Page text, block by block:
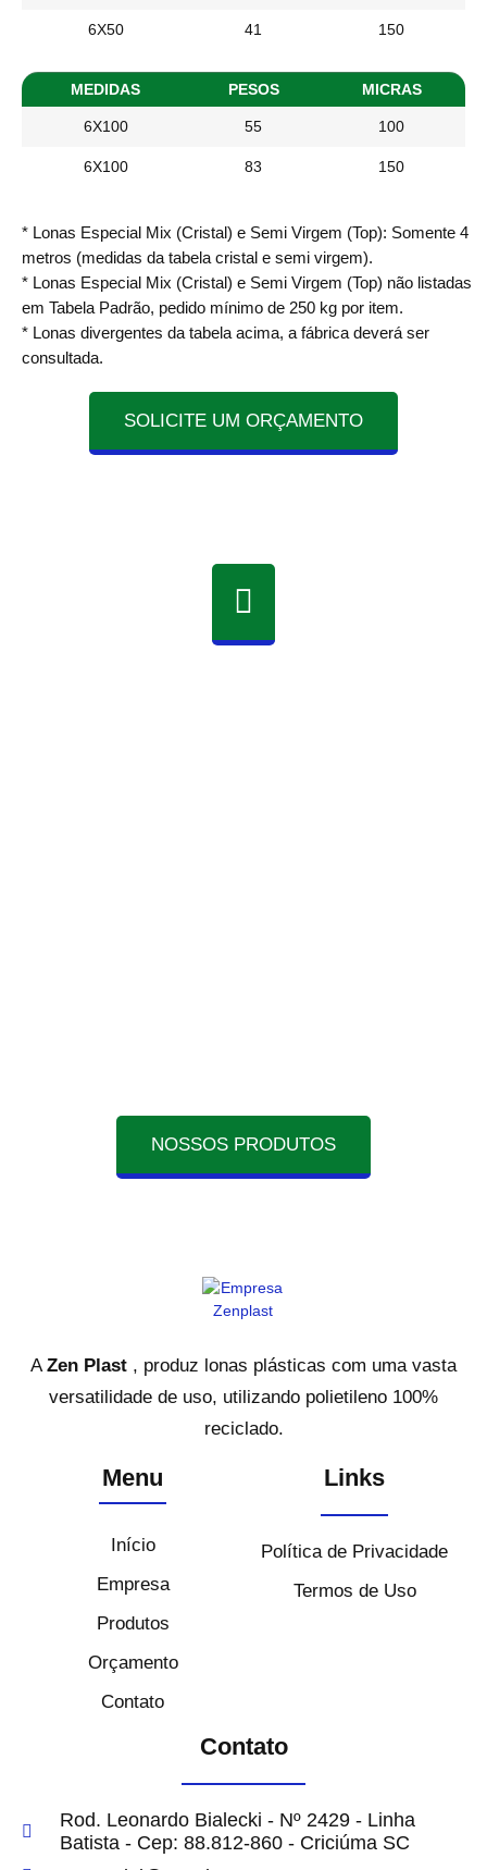
6X50 41 150
MEDIDAS PESOS MICRAS
6X100 55 100
6X100 83 150
* Lonas Especial Mix (Cristal) e Semi Virgem (Top): Somente 4
metros (medidas da tabela cristal e semi virgem).
* Lonas Especial Mix (Cristal) e Semi Virgem (Top) não listadas
em Tabela Padrão, pedido mínimo de 250 kg por item.
* Lonas divergentes da tabela acima, a fábrica deverá ser
consultada.
SOLICITE UM ORÇAMENTO
NOSSOS PRODUTOS
AZen Plast , produz lonas plásticas com uma vasta
versatilidade de uso, utilizando polietileno 100%
reciclado.
Menu
Início
Empresa
Produtos
Orçamento
Contato
Links
Política de Privacidade
Termos de Uso
Contato
Rod. Leonardo Bialecki - Nº 2429 - Linha
Batista - Cep: 88.812-860 - Criciúma SC